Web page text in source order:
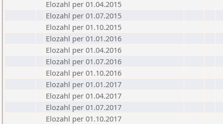
Elozahl per 01.04.2015
Elozahl per 01.07.2015
Elozahl per 01.10.2015
Elozahl per 01.01.2016
Elozahl per 01.04.2016
Elozahl per 01.07.2016
Elozahl per 01.10.2016
Elozahl per 01.01.2017
Elozahl per 01.04.2017
Elozahl per 01.07.2017
Elozahl per 01.10.2017